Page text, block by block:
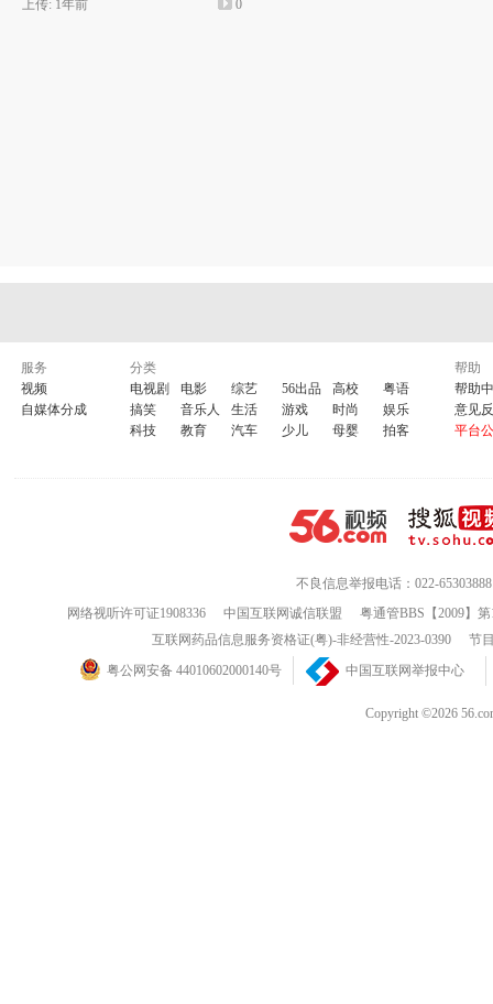
上传: 1年前 0
服务
视频
自媒体分成
分类
电视剧
电影 综艺 56出品 高校
粤语
搞笑
音乐人 生活 游戏 时尚
娱乐
科技
教育 汽车 少儿 母婴 拍客
帮助
帮助
意见
平台
不良信息举报电话：022-65303888
网络视听许可证1908336
中国互联网诚信联盟
粤通管BBS【2009】
互联网药品信息服务资格证(粤)-非经营性-2023-0390
节
粤公网安备 44010602000140号
中国互联网举报中心
Copyright ©2026